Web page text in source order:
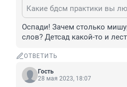
Оспади! Зачем столько
слов? Детсад какой-то и
ОТВЕТИТЬ
Гость
28 мая 2023, 18:07